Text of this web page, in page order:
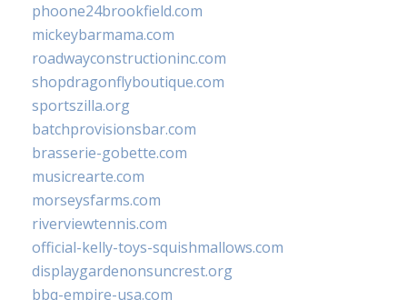
phoone24brookfield.com
mickeybarmama.com
roadwayconstructioninc.com
shopdragonflyboutique.com
sportszilla.org
batchprovisionsbar.com
brasserie-gobette.com
musicrearte.com
morseysfarms.com
riverviewtennis.com
official-kelly-toys-squishmallows.com
displaygardenonsuncrest.org
bbq-empire-usa.com